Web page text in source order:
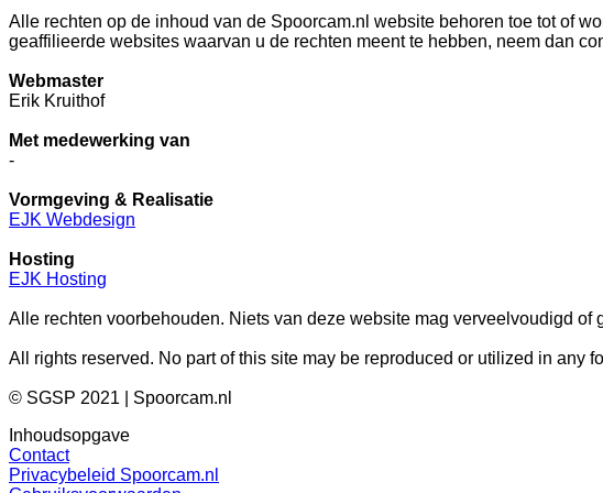
Alle rechten op de inhoud van de Spoorcam.nl website behoren toe tot of
geaffilieerde websites waarvan u de rechten meent te hebben, neem dan
Webmaster
Erik Kruithof
Met medewerking van
-
Vormgeving & Realisatie
EJK Webdesign
Hosting
EJK Hosting
Alle rechten voorbehouden. Niets van deze website mag verveelvoudigd
All rights reserved. No part of this site may be reproduced or utilized in any
© SGSP 2021 | Spoorcam.nl
Inhoudsopgave
Contact
Privacybeleid Spoorcam.nl